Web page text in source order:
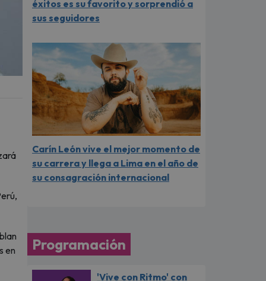
en
éxitos es su favorito y sorprendió a
sus seguidores
Carín León vive el mejor momento de
su carrera y llega a Lima en el año de
su consagración internacional
Programación
'Vive con Ritmo' con